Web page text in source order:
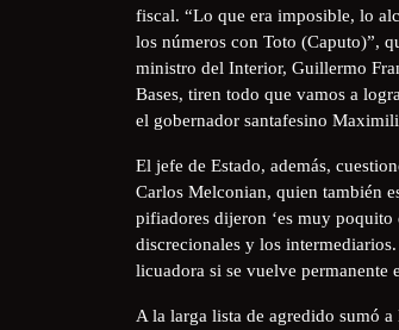
fiscal. “Lo que era imposible, lo
los números con Toto (Caputo)”,
ministro del Interior, Guillermo
Bases, tiren todo que vamos a
el gobernador santafesino
El jefe de Estado, además,
Carlos Melconian, quien también
pifiadores dijeron ‘es muy poquito
discrecionales y los
licuadora si se vuelve permanente
A la larga lista de agredido sumó